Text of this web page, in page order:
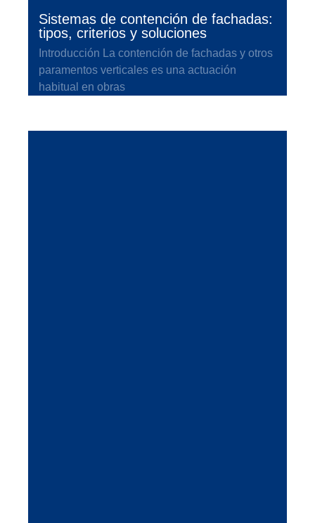
Sistemas de contención de fachadas:
tipos, criterios y soluciones
Introducción La contención de fachadas y otros
paramentos verticales es una actuación
habitual en obras